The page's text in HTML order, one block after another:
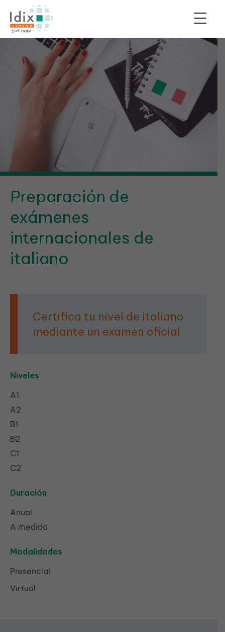
Preparación de
exámenes
internacionales de
italiano
Certifica tu nivel de italiano
mediante un examen oficial
Niveles
A1
A2
B1
B2
C1
C2
Duración
Anual
A medida
Modalidades
Presencial
Virtual